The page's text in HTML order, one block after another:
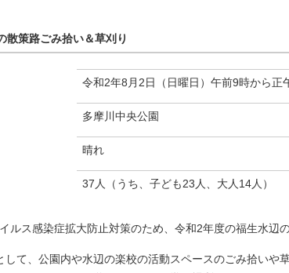
策路ごみ拾い＆草刈り
令和2年8月2日（日曜日）午前9時から正
多摩川中央公園
晴れ
37人（うち、子ども23人、大人14人）
ルス感染症拡大防止対策のため、令和2年度の福生水辺
して、公園内や水辺の楽校の活動スペースのごみ拾いや